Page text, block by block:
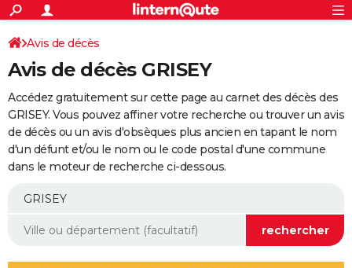
ACTUALITÉS
Politique
Société
Faits Divers
Education
Monde
Villes
+
SPORT
Coupe du monde 2026
Football
Tennis
Cyclisme
Rugby
Forum
Programme TV
TNT
Streaming
Cinéma
Sorties cinéma
Musique
+
FINANCE
Retraite
Impôts
Epargne
Immobilier
Risques naturels par ville
Banque
Assurance
Crédit
AUTO
Essais
Réserver un essai
Citadines
Berlines
SUV
Forum auto
+
Mobiles
Meilleur smartphone
Internet
Ordinateurs
Jeux vidéo
Guide high-tech
Aménagement intérieur
Avis de décès
Avis de décès GRISEY
Accédez gratuitement sur cette page au carnet des décès des
GRISEY. Vous pouvez affiner votre recherche ou trouver un avis
de décès ou un avis d'obsèques plus ancien en tapant le nom
d'un défunt et/ou le nom ou le code postal d'une commune
dans le moteur de recherche ci-dessous.